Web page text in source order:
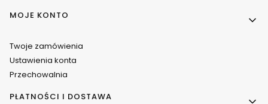
MOJE KONTO
Twoje zamówienia
Ustawienia konta
Przechowalnia
PŁATNOŚCI I DOSTAWA